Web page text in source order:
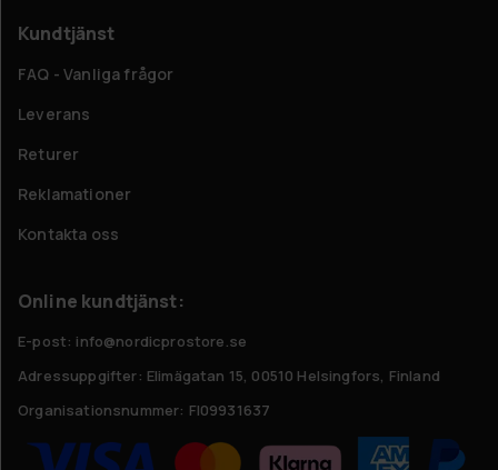
Kundtjänst
FAQ - Vanliga frågor
Leverans
Returer
Reklamationer
Kontakta oss
Online kundtjänst:
E-post: info@nordicprostore.se
Adressuppgifter: Elimägatan 15, 00510 Helsingfors, Finland
Organisationsnummer: FI09931637